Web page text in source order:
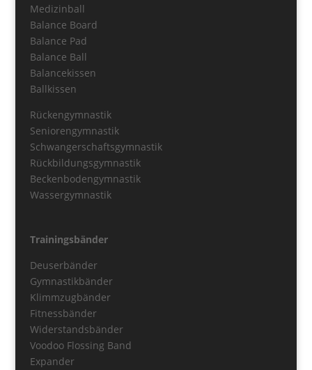
Medizinball
Balance Board
Balance Pad
Balance Ball
Balancekissen
Ballkissen
Rückengymnastik
Seniorengymnastik
Schwangerschaftsgymnastik
Rückbildungsgymnastik
Beckenbodengymnastik
Wassergymnastik
Trainingsbänder
Deuserbänder
Gymnastikbänder
Klimmzugbänder
Fitnessbänder
Widerstandsbänder
Voodoo Flossing Band
Expander